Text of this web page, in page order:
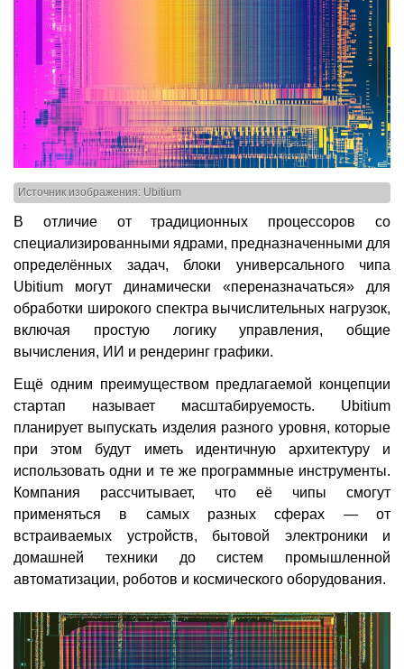
Источник изображения: Ubitium
В отличие от традиционных процессоров со
специализированными ядрами, предназначенными для
определённых задач, блоки универсального чипа
Ubitium могут динамически «переназначаться» для
обработки широкого спектра вычислительных нагрузок,
включая простую логику управления, общие
вычисления, ИИ и рендеринг графики.
Ещё одним преимуществом предлагаемой концепции
стартап называет масштабируемость. Ubitium
планирует выпускать изделия разного уровня, которые
при этом будут иметь идентичную архитектуру и
использовать одни и те же программные инструменты.
Компания рассчитывает, что её чипы смогут
применяться в самых разных сферах — от
встраиваемых устройств, бытовой электроники и
домашней техники до систем промышленной
автоматизации, роботов и космического оборудования.